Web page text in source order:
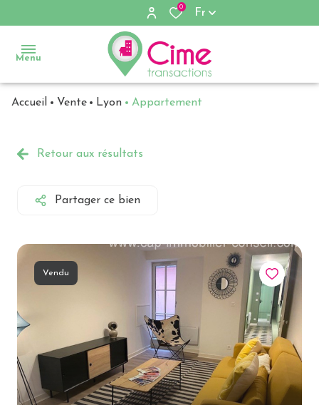
0
Fr
Menu
Ventes
Notre
Alerte
mail
Accueil Vente Lyon Appartement
Retour aux résultats
Partager ce bien
Vendu